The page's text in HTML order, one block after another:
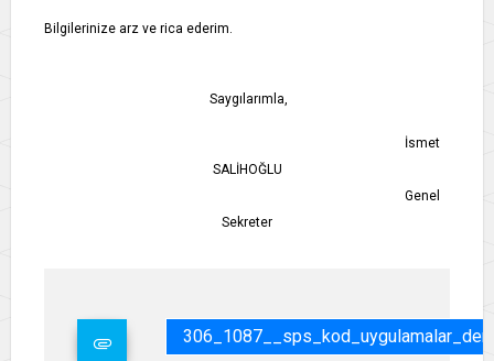
Bilgilerinize arz ve rica ederim.
Saygılarımla,
İsmet
SALİHOĞLU
Genel
Sekreter